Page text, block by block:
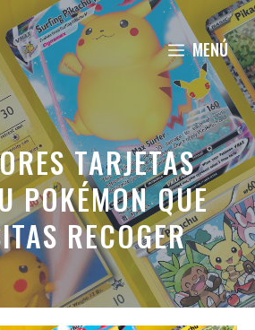
MENÚ
TARJETAS
POKÉMON QUE
RECOGER